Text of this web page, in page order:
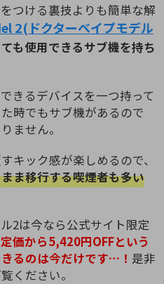
つける裏技よりも簡単な解
2(ドクターベイプモデル
も使用できるサブ機を持ち
きるデバイスを一つ持って
時でもサブ機があるので
ません。
キック感が楽しめるので、
ま移行する喫煙者も多い
2は今なら公式サイト限定
定価から5,420円OFFという
るのは今だけです…！ 是非
ください。